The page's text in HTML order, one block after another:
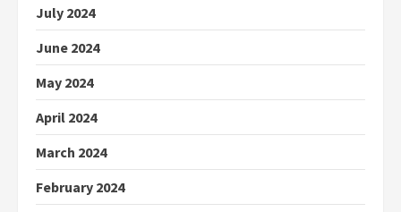
July 2024
June 2024
May 2024
April 2024
March 2024
February 2024